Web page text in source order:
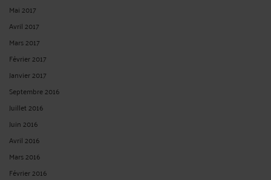
Mai 2017
Avril 2017
Mars 2017
Février 2017
Janvier 2017
Septembre 2016
Juillet 2016
Juin 2016
Avril 2016
Mars 2016
Février 2016